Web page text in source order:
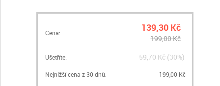
Cena: 139,30 Kč
199,00 Kč
Ušetříte: 59,70 Kč (30%)
Nejnižší cena z 30 dnů: 199,00 Kč